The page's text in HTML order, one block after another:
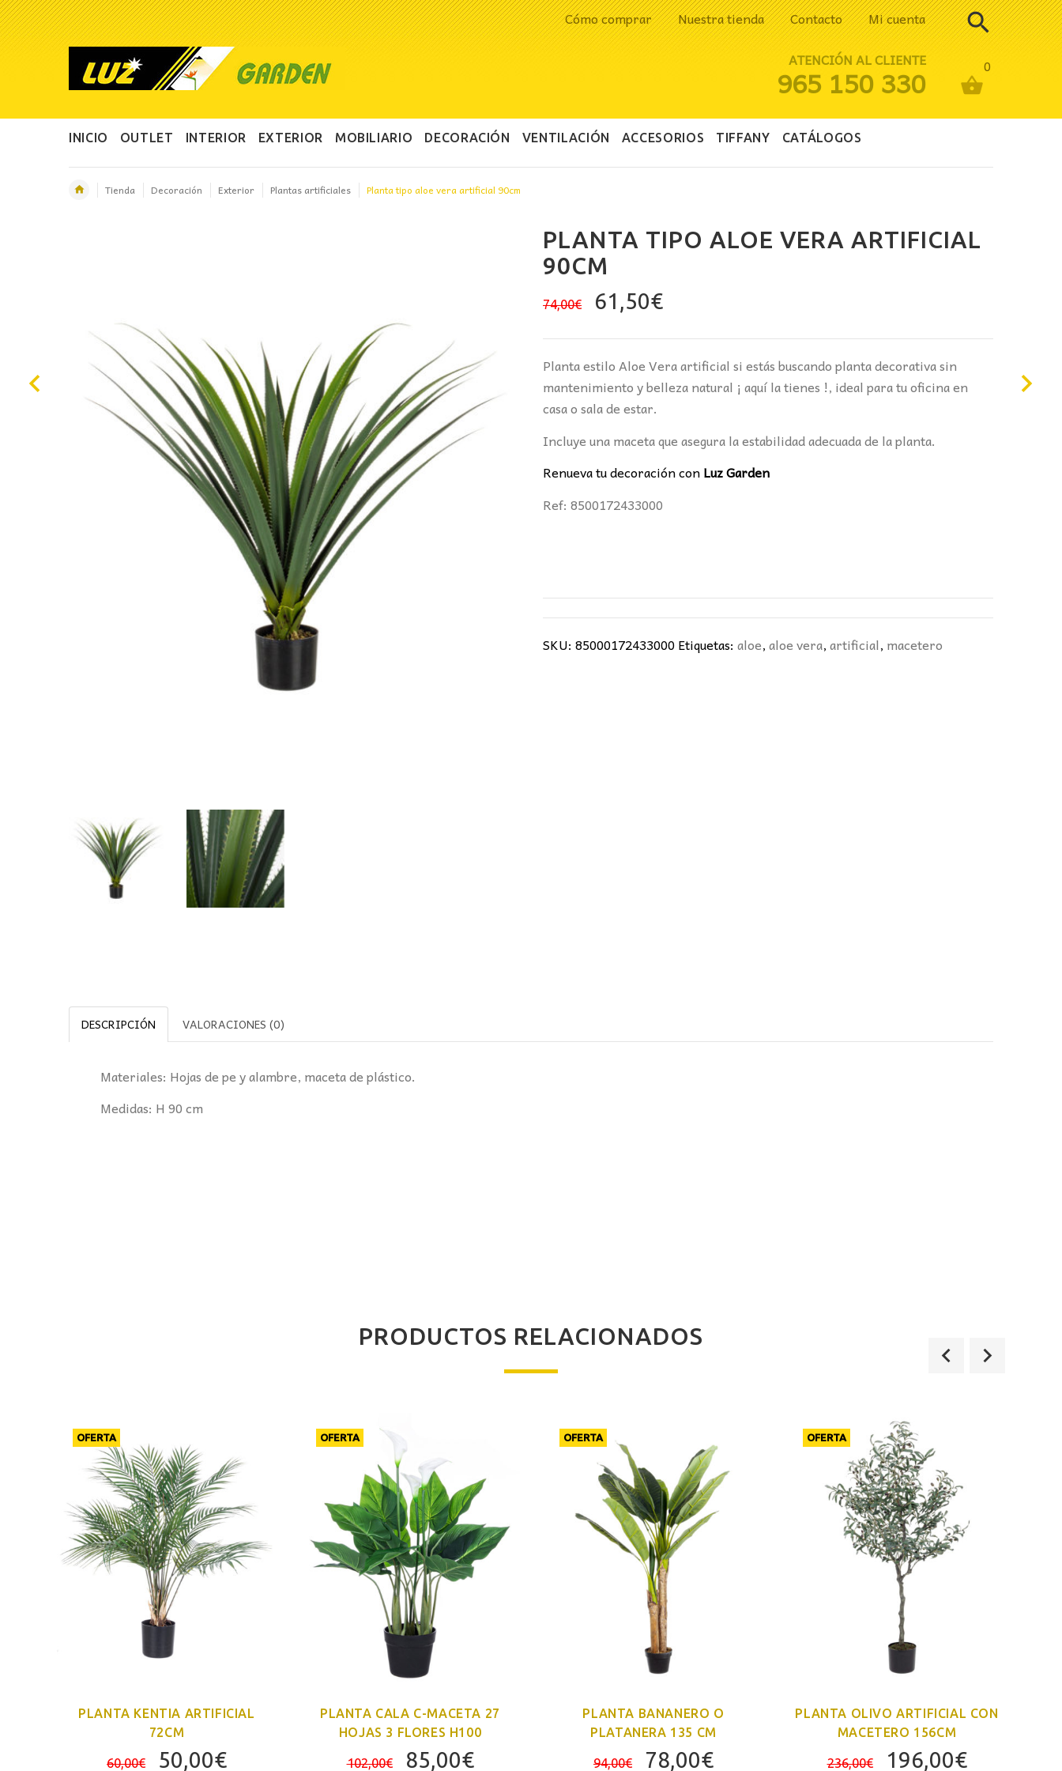
Cómo comprar Nuestra tienda Contacto Mi cuenta
0
ATENCIÓN AL CLIENTE
965 150 330
INICIO OUTLET INTERIOR EXTERIOR MOBILIARIO DECORACIÓN VENTILACIÓN ACCESORIOS TIFFANY CATÁLOGOS
Tienda Decoración Exterior Plantas artificiales Planta tipo aloe vera artificial 90cm
PLANTA TIPO ALOE VERA ARTIFICIAL
90CM
74,00€
El
original
era:
74,00€.
61,50€El
actual
es:
61,50€.
Planta estilo Aloe Vera artificial si estás buscando planta decorativa sin
mantenimiento y belleza natural ¡ aquí la tienes !, ideal para tu oficina en
casa o sala de estar.
Incluye una maceta que asegura la estabilidad adecuada de la planta.
Renueva tu decoración conLuz Garden
Ref: 8500172433000
SKU: 85000172433000Etiquetas: aloe,aloe vera,artificial, macetero
DESCRIPCIÓN VALORACIONES (0)
Materiales: Hojas de pe y alambre, maceta de plástico.
Medidas: H 90 cm
PRODUCTOS RELACIONADOS
OFERTA
PLANTA KENTIA ARTIFICIAL
72CM
60,00€
El
50,00€El
OFERTA
PLANTA CALA C-MACETA 27
HOJAS 3 FLORES H100
102,00€
El
85,00€El
OFERTA
PLANTA BANANERO O
PLATANERA 135 CM
94,00€
El
78,00€El
OFERTA
PLANTA OLIVO ARTIFICIAL CON
MACETERO 156CM
236,00€
El
196,00€El